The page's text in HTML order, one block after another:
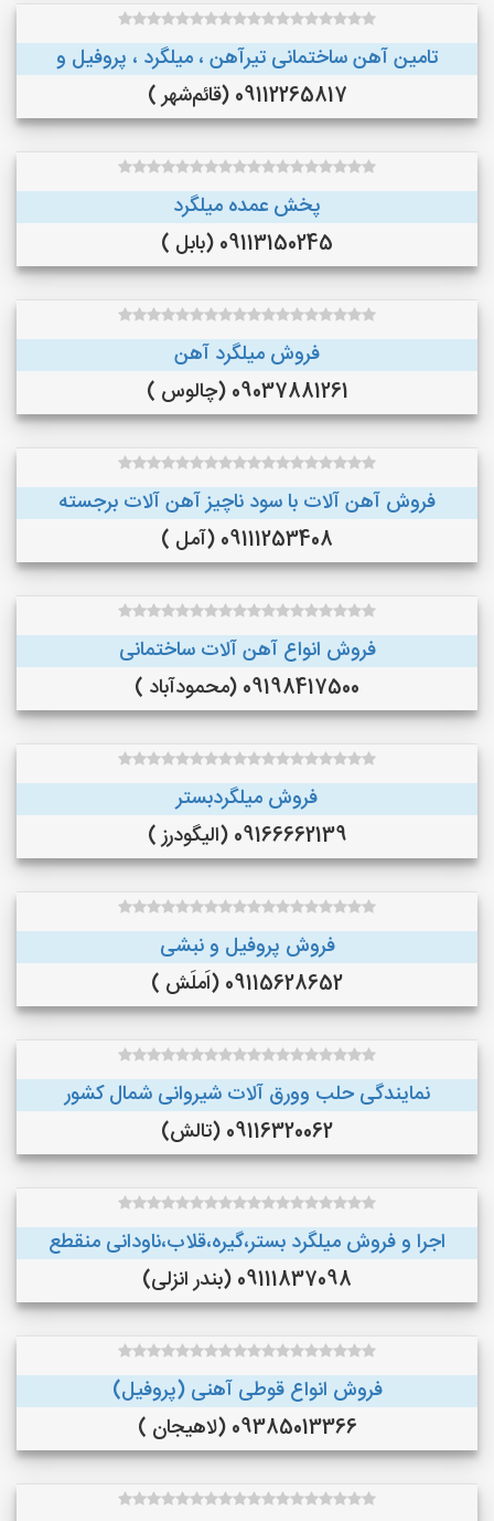
تامین آهن ساختمانی تیرآهن ، میلگرد ، پروفیل و
09112265817 (قائم‌شهر )
پخش عمده میلگرد
09113150245 (بابل )
فروش میلگرد آهن
09037881261 (چالوس )
فروش آهن آلات با سود ناچیز آهن آلات برجسته
09111253408 (آمل )
فروش انواع آهن آلات ساختمانی
09198417500 (محمودآباد )
فروش میلگردبستر
09166662139 (الیگودرز )
فروش پروفیل و نبشی
09115628652 (اَملَش )
نمایندگی حلب وورق آلات شیروانی شمال کشور
09116320062 (تالش)
اجرا و فروش میلگرد بستر،گیره،قلاب،ناودانی منقطع
09111837098 (بندر انزلی)
فروش انواع قوطی آهنی (پروفیل)
09385013366 (لاهیجان )